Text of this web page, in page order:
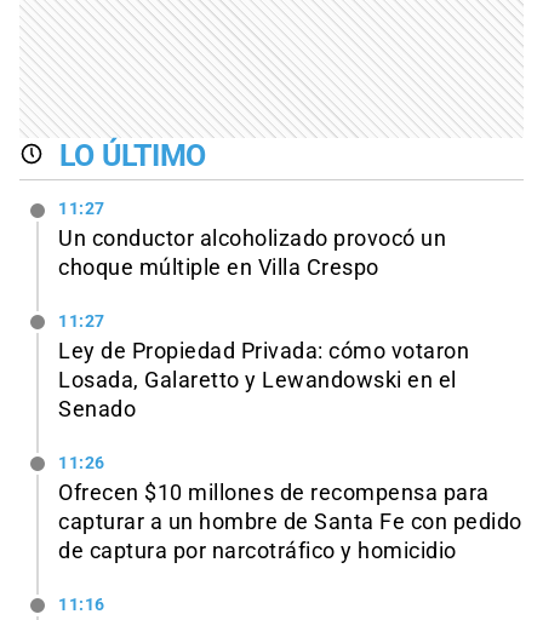
LO ÚLTIMO
11:27
Un conductor alcoholizado provocó un
choque múltiple en Villa Crespo
11:27
Ley de Propiedad Privada: cómo votaron
Losada, Galaretto y Lewandowski en el
Senado
11:26
Ofrecen $10 millones de recompensa para
capturar a un hombre de Santa Fe con pedido
de captura por narcotráfico y homicidio
11:16